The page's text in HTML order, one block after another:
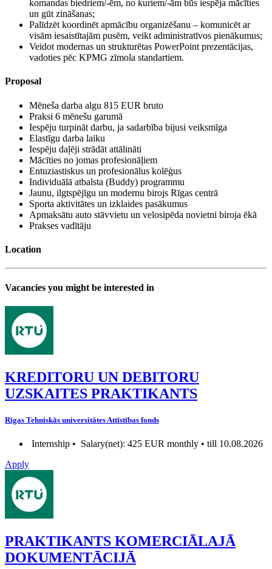
komandas biedriem/-ēm, no kuriem/-ām būs iespēja mācīties
un gūt zināšanas;
Palīdzēt koordinēt apmācību organizēšanu – komunicēt ar
visām iesaistītajām pusēm, veikt administratīvos pienākumus;
Veidot modernas un strukturētas PowerPoint prezentācijas,
vadoties pēc KPMG zīmola standartiem.
Proposal
Mēneša darba algu 815 EUR bruto
Praksi ​6 mēnešu garumā
Iespēju turpināt darbu, ja sadarbība bijusi veiksmīga
Elastīgu darba laiku
Iespēju daļēji strādāt attālināti
Mācīties no jomas profesionāļiem
Entuziastiskus un profesionālus kolēģus
Individuālā atbalsta (Buddy) programmu
Jaunu, ilgtspējīgu un modernu birojs Rīgas centrā
Sporta aktivitātes un izklaides pasākumus
Apmaksātu auto stāvvietu un velosipēda novietni biroja ēkā
Prakses vadītāju
Location
Vacancies you might be interested in
KREDITORU UN DEBITORU
UZSKAITES PRAKTIKANTS
Rīgas Tehniskās universitātes Attīstības fonds
Internship • Salary(net): 425 EUR monthly • till 10.08.2026
Apply
PRAKTIKANTS KOMERCIĀLAJĀ
DOKUMENTĀCIJĀ